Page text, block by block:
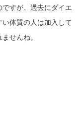
すが、過去にダイエ
体質の人は加入して
せんね。